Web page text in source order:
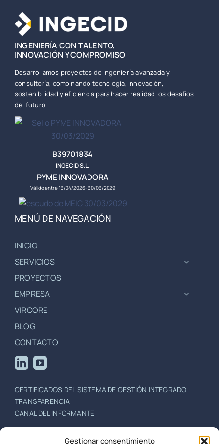
Gestionar consentimiento
INGENIERÍA CON TALENTO,
INNOVACIÓN Y COMPROMISO
Desarrollamos proyectos de ingeniería avanzada y
consultoría, combinando tecnología, innovación,
sostenibilidad y eficiencia para hacer realidad los desafíos
del futuro
B39701834
INGECID S.L.
PYME INNOVADORA
Válido entre 13/04/2026- 30/03/2029
MENÚ DE NAVEGACIÓN
INICIO
SERVICIOS
PROYECTOS
EMPRESA
VIRCORE
BLOG
CONTACTO
CERTIFICADOS DEL SISTEMA DE GESTIÓN INTEGRADO
TRANSPARENCIA
CANAL DEL INFORMANTE
/+34 942 201 757